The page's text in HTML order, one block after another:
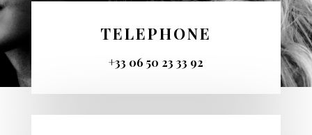
TELEPHONE
+33 06 50 23 33 92